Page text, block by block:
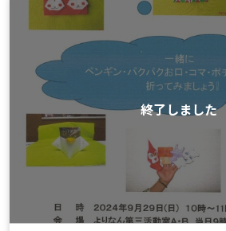
終了しました